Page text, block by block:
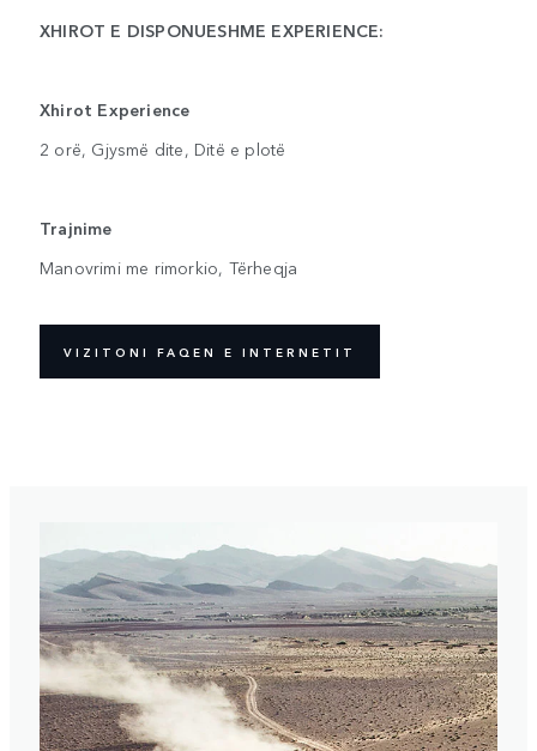
XHIROT E DISPONUESHME EXPERIENCE:
Xhirot Experience
2 orë, Gjysmë dite, Ditë e plotë
Trajnime
Manovrimi me rimorkio, Tërheqja
VIZITONI FAQEN E INTERNETIT